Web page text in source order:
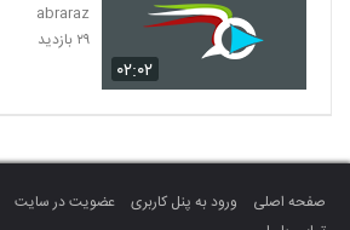
۰۲:۰۲
abraraz
۲۹ بازدید
صفحه اصلی ورود به پنل کاربری عضویت در سایت